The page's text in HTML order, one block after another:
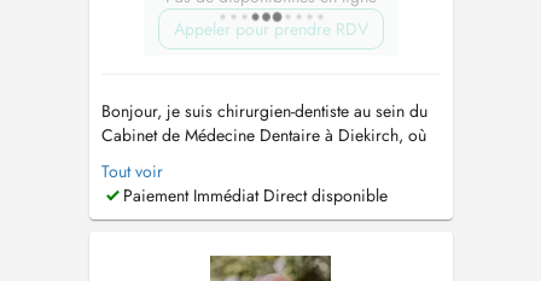
Appeler pour prendre RDV
Bonjour, je suis chirurgien-dentiste au sein du
Cabinet de Médecine Dentaire à Diekirch, où
jaccueille mes patients les mercredis, jeudis et
vendredis. Je propose une prise en charge
complète des soins dentaires, incluant le
adultes et enfants, ...
Tout voir
Paiement Immédiat Direct disponible